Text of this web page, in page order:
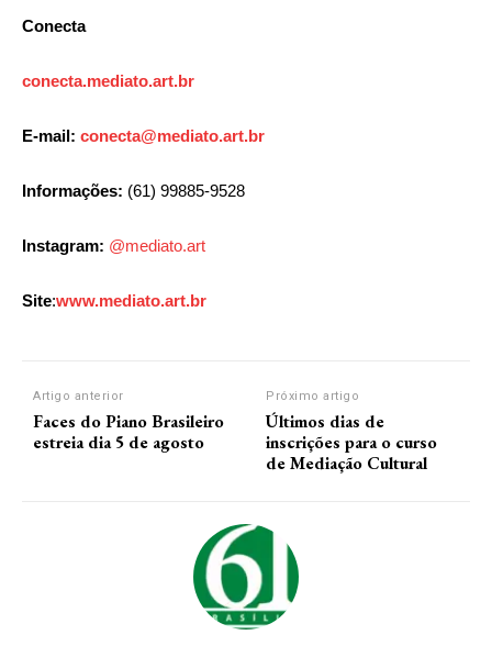
Conecta
conecta.mediato.art.br
E-mail: conecta@mediato.art.br
Informações: (61) 99885-9528
Instagram: @mediato.art
Site:www.mediato.art.br
Artigo anterior
Faces do Piano Brasileiro
estreia dia 5 de agosto
Próximo artigo
Últimos dias de
inscrições para o curso
de Mediação Cultural